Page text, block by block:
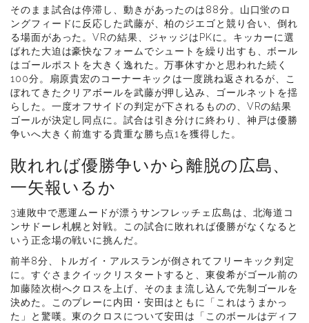
そのまま試合は停滞し、動きがあったのは88分。山口蛍のロ
ングフィードに反応した武藤が、柏のジエゴと競り合い、倒れ
る場面があった。VRの結果、ジャッジはPKに。キッカーに選
ばれた大迫は豪快なフォームでシュートを繰り出すも、ボール
はゴールポストを大きく逸れた。万事休すかと思われた続く
100分。扇原貴宏のコーナーキックは一度跳ね返されるが、こ
ぼれてきたクリアボールを武藤が押し込み、ゴールネットを揺
らした。一度オフサイドの判定が下されるものの、VRの結果
ゴールが決定し同点に。試合は引き分けに終わり、神戸は優勝
争いへ大きく前進する貴重な勝ち点1を獲得した。
敗れれば優勝争いから離脱の広島、
一矢報いるか
3連敗中で悪運ムードが漂うサンフレッチェ広島は、北海道コ
ンサドーレ札幌と対戦。この試合に敗れれば優勝がなくなると
いう正念場の戦いに挑んだ。
前半8分、トルガイ・アルスランが倒されてフリーキック判定
に。すぐさまクイックリスタートすると、東俊希がゴール前の
加藤陸次樹へクロスを上げ、そのまま流し込んで先制ゴールを
決めた。このプレーに内田・安田はともに「これはうまかっ
た」と驚嘆。東のクロスについて安田は「このボールはディフ